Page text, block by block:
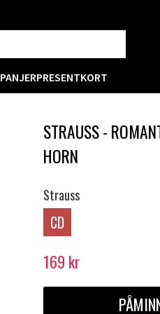
PRESENTKORT
STRAUSS -
HORN
Strauss
CD
169 kr